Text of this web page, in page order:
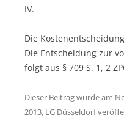
IV.
Die
Die Entscheidung zur
folgt aus § 709 S. 1, 2
Dieser Beitrag wurde am
2013, LG Düsseldorf